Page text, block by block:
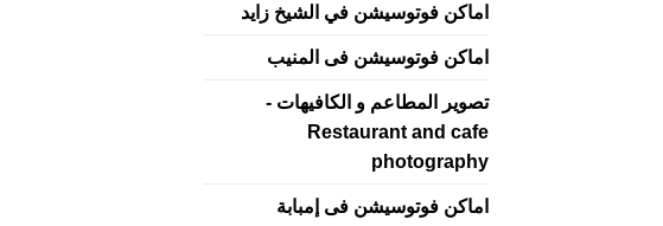
اماكن فوتوسيشن في الشيخ زايد
اماكن فوتوسيشن فى المنيب
تصوير المطاعم و الكافيهات -
Restaurant and cafe
photography
اماكن فوتوسيشن فى إمبابة